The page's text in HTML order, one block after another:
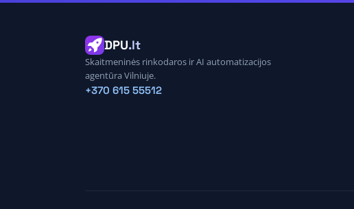
DPU.lt
Skaitmeninės rinkodaros ir AI automatizacijos
agentūra Vilniuje.
+370 615 55512